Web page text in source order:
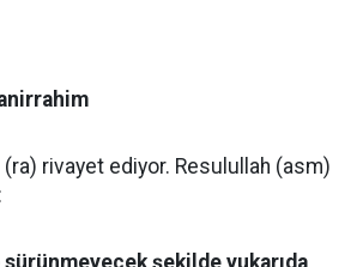
rivayet ediyor. Resulullah (asm)
sürünmeyecek şekilde yukarıda